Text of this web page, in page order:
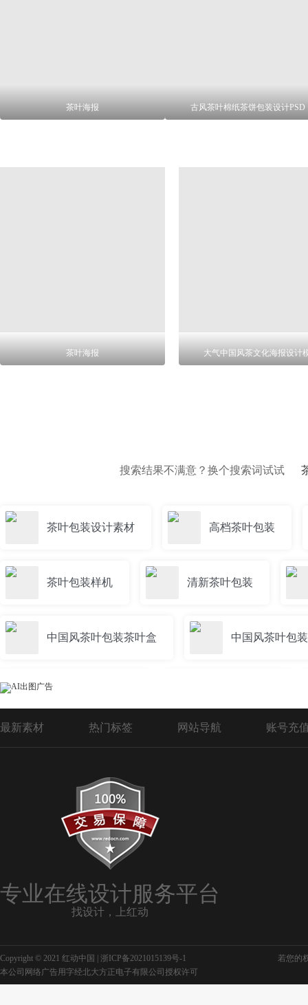
茶叶海报 古风茶叶棉纸茶饼包装设计PSD
茶叶海报 大气中国风茶文化海报设计
搜索结果不满意？换个搜索词试试
茶叶包装设计素材 高档茶叶包装
茶叶包装样机 清新茶叶包装
中国风茶叶包装茶叶盒 中国风茶叶包装
茶韵茶叶包装模板
茶叶包装自封袋 创意茶叶包装
茶叶铁盒包装
铁观音茶叶礼盒包装
茶叶包装图
最新素材 热门标签 网站导航 账号充
专业在线设计服务平台
找设计，上红动
Copyright © 2021 红动中国 | 浙ICP备2021015139号-1
若您的
本公司网络广告用字经北大方正电子有限公司授权许可